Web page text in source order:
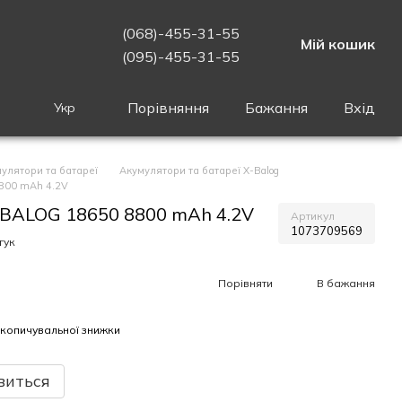
(068)-455-31-55
(095)-455-31-55
Мій кошик
Укр Порівняння Бажання Вхід
та батареї
Акумулятори та батареї X-Balog
mAh 4.2V
18650 8800 mAh 4.2V Артикул
1073709569
Порівняти В бажання
знижки